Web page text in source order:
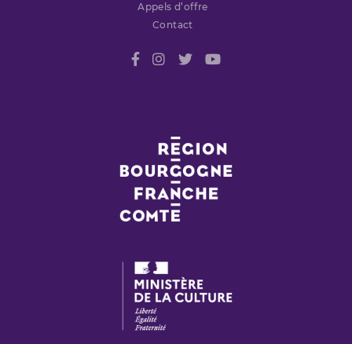
Appels d’offre
Contact